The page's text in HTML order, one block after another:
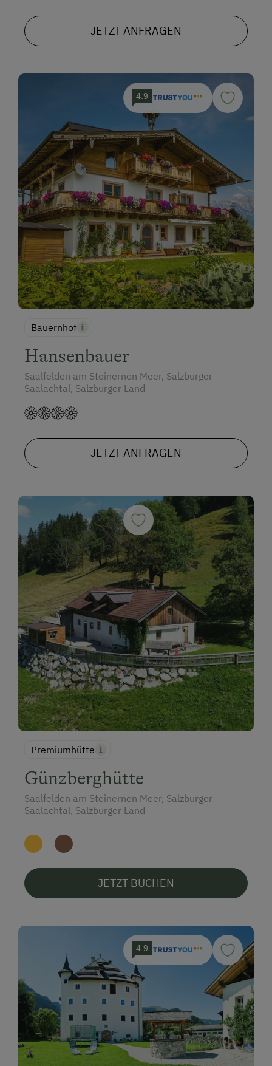
JETZT ANFRAGEN
4.9
Bauernhof
Hansenbauer
Saalfelden am Steinernen Meer, Salzburger
Saalachtal, Salzburger Land
JETZT ANFRAGEN
Premiumhütte
Günzberghütte
Saalfelden am Steinernen Meer, Salzburger
Saalachtal, Salzburger Land
JETZT BUCHEN
4.9